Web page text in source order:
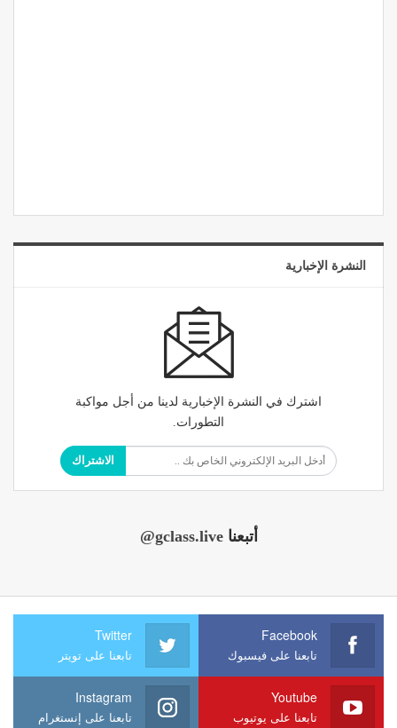
النشرة الإخبارية
اشترك في النشرة الإخبارية لدينا من أجل مواكبة
التطورات.
الاشتراك
أتبعنا@gclass.live
Facebook
تابعنا على فيسبوك
Twitter
تابعنا على تويتر
Youtube
تابعنا على يوتيوب
Instagram
تابعنا على إنستغرام